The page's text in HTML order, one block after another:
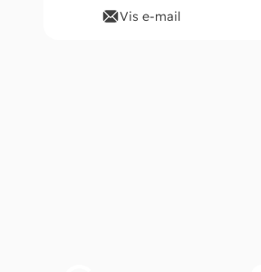
Vis e-mail